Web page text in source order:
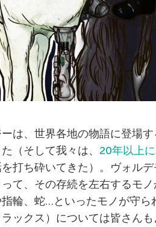
は、世界各地の物語に登場
（そして我々は、 20年以上
打ち砕いてきた）。ヴォル
て、その存続を左右するモ
輪、蛇…といったモノが守ら
ックス）については皆さんも